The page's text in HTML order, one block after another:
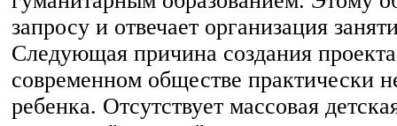
запросу и отвечает организация
Следующая причина создания
современном обществе практически
ребенка. Отсутствует массовая